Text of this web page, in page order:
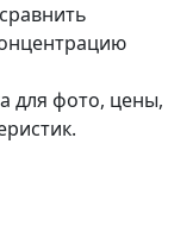
для фото, цены,